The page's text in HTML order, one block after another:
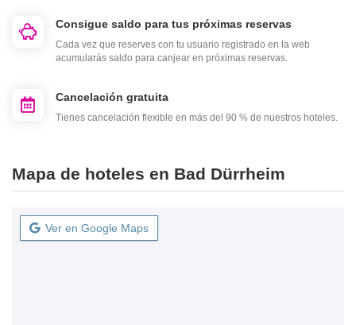
Consigue saldo para tus próximas reservas
Cada vez que reserves con tu usuario registrado en la web
acumularás saldo para canjear en próximas reservas.
Cancelación gratuita
Tienes cancelación flexible en más del 90 % de nuestros hoteles.
Mapa de hoteles en Bad Dürrheim
Ver en Google Maps